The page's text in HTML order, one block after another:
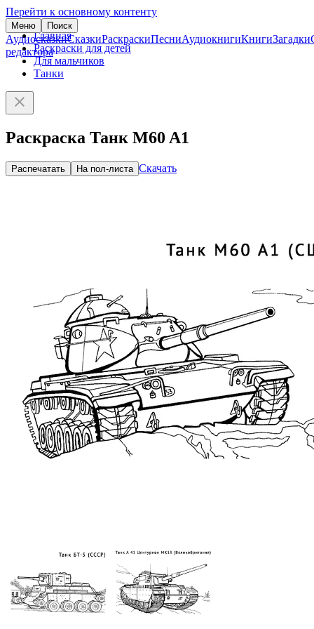
Перейти к основному контенту
Меню Поиск
АудиосказкиСказкиРаскраскиПесниАудиокнигиКнигиЗагадки
редактора
Главная
Раскраски для детей
Для мальчиков
Танки
Раскраска Танк M60 A1
Распечатать На пол-листа Скачать